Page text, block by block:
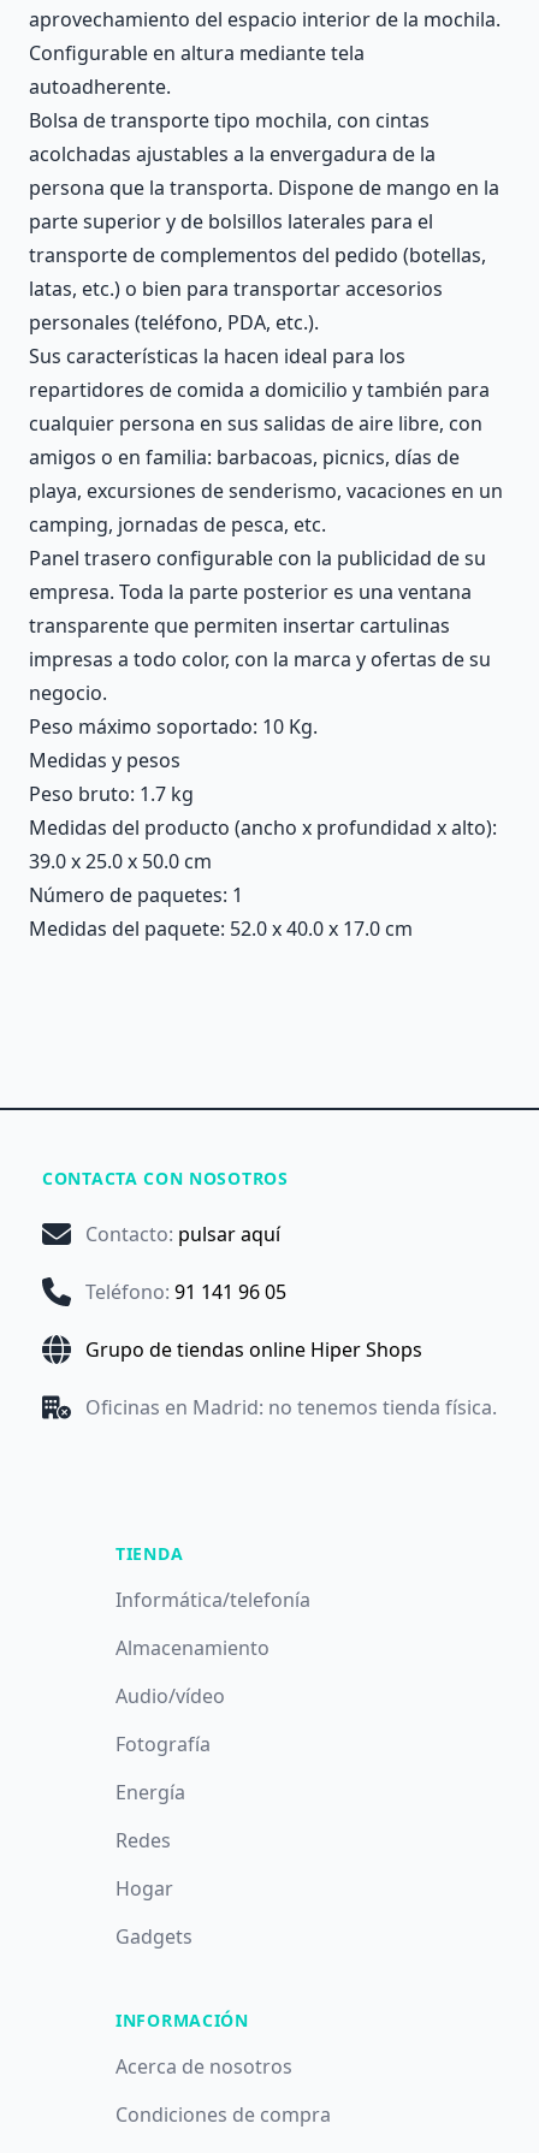
aprovechamiento del espacio interior de la mochila.
Configurable en altura mediante tela
autoadherente.
Bolsa de transporte tipo mochila, con cintas
acolchadas ajustables a la envergadura de la
persona que la transporta. Dispone de mango en la
parte superior y de bolsillos laterales para el
transporte de complementos del pedido (botellas,
latas, etc.) o bien para transportar accesorios
personales (teléfono, PDA, etc.).
Sus características la hacen ideal para los
repartidores de comida a domicilio y también para
cualquier persona en sus salidas de aire libre, con
amigos o en familia: barbacoas, picnics, días de
playa, excursiones de senderismo, vacaciones en un
camping, jornadas de pesca, etc.
Panel trasero configurable con la publicidad de su
empresa. Toda la parte posterior es una ventana
transparente que permiten insertar cartulinas
impresas a todo color, con la marca y ofertas de su
negocio.
Peso máximo soportado: 10 Kg.
Medidas y pesos
Peso bruto: 1.7 kg
Medidas del producto (ancho x profundidad x alto):
39.0 x 25.0 x 50.0 cm
Número de paquetes: 1
Medidas del paquete: 52.0 x 40.0 x 17.0 cm
CONTACTA CON NOSOTROS
Contacto: pulsar aquí
Teléfono: 91 141 96 05
Grupo de tiendas online Hiper Shops
Oficinas en Madrid: no tenemos tienda física.
TIENDA
Informática/telefonía
Almacenamiento
Audio/vídeo
Fotografía
Energía
Redes
Hogar
Gadgets
INFORMACIÓN
Acerca de nosotros
Condiciones de compra